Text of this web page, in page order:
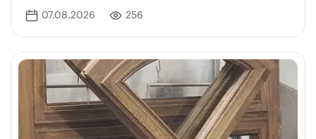
07.08.2026 256